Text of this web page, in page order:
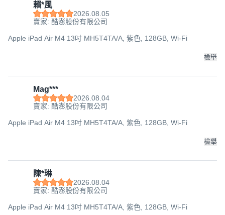
賴*風
2026.08.05
賣家: 酷澎股份有限公司
Apple iPad Air M4 13吋 MH5T4TA/A, 紫色, 128GB, Wi-Fi
檢舉
Mag***
2026.08.04
賣家: 酷澎股份有限公司
Apple iPad Air M4 13吋 MH5T4TA/A, 紫色, 128GB, Wi-Fi
檢舉
陳*琳
2026.08.04
賣家: 酷澎股份有限公司
Apple iPad Air M4 13吋 MH5T4TA/A, 紫色, 128GB, Wi-Fi